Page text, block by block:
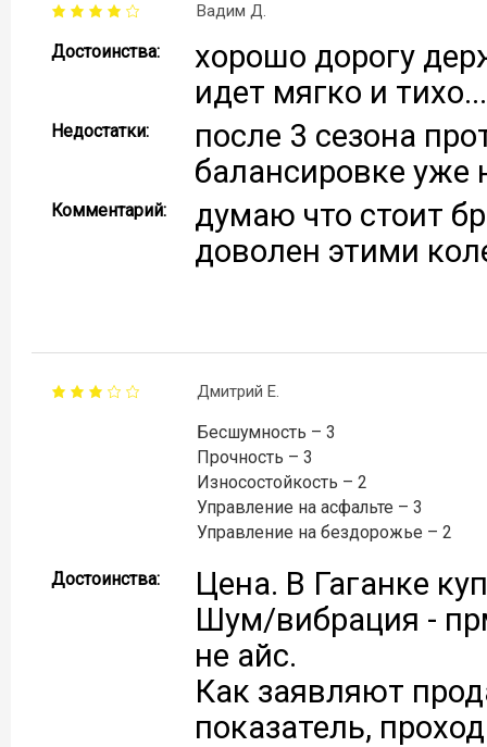
Вадим Д.
Достоинства:
хорошо дорогу
идет мягко и тихо...
Недостатки:
после 3 сезона
балансировке уже
Комментарий:
думаю что стоит
доволен этими
Дмитрий Е.
Бесшумность – 3
Прочность – 3
Износостойкость – 2
Управление на асфальте – 3
Управление на бездорожье – 2
Достоинства:
Цена. В Гаганке
Шум/вибрация -
не айс.
Как заявляют
показатель,